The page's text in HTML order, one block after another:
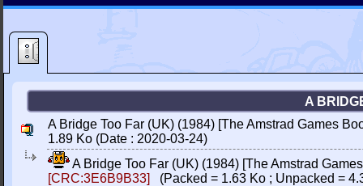
A
A Bridge Too Far (UK) (1984) [The Amstrad Games
1.89 Ko (Date : 2020-03-24)
A Bridge Too Far (UK) (1984) [The Amstrad
[CRC:3E6B9B33]
(Packed = 1.63 Ko ; Unpacked =